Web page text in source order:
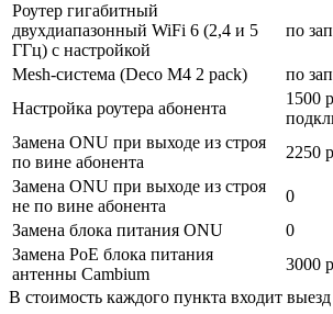
Роутер гигабитный
двухдиапазонный WiFi 6 (2,4 и 5
ГГц) с настройкой
по
Mesh-система (Deco M4 2 pack)
по
Настройка роутера абонента
1500
Замена ONU при выходе из строя
по вине абонента
2250
Замена ONU при выходе из строя
не по вине абонента
0
Замена блока питания ONU
0
Замена PoE блока питания
антенны Cambium
3000
В стоимость каждого пункта входит выезд